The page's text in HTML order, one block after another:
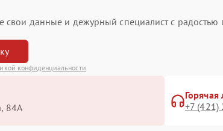
свои данные и дежурный специалист с радостью
конфиденциальности
84А
Горячая
+7